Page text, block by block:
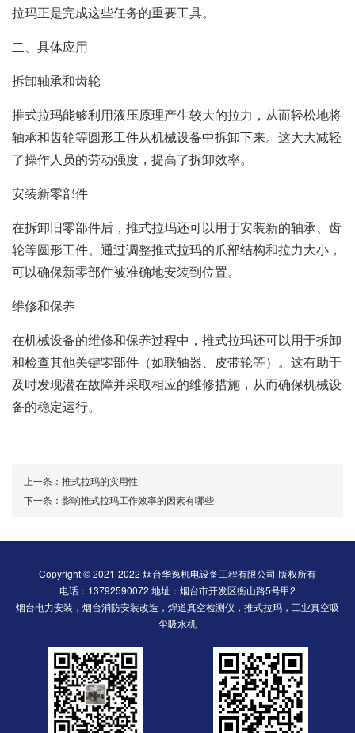
拉玛正是完成这些任务的重要工具。
二、具体应用
拆卸轴承和齿轮
推式拉玛能够利用液压原理产生较大的拉力，从而轻松地将
轴承和齿轮等圆形工件从机械设备中拆卸下来。这大大减轻
了操作人员的劳动强度，提高了拆卸效率。
安装新零部件
在拆卸旧零部件后，推式拉玛还可以用于安装新的轴承、齿
轮等圆形工件。通过调整推式拉玛的爪部结构和拉力大小，
可以确保新零部件被准确地安装到位置。
维修和保养
在机械设备的维修和保养过程中，推式拉玛还可以用于拆卸
和检查其他关键零部件（如联轴器、皮带轮等）。这有助于
及时发现潜在故障并采取相应的维修措施，从而确保机械设
备的稳定运行。
上一条： 推式拉玛的实用性
下一条： 影响推式拉玛工作效率的因素有哪些
Copyright © 2021-2022 烟台华逸机电设备工程有限公司 版权所有
电话：13792590072 地址：烟台市开发区衡山路5号甲2
烟台电力安装，烟台消防安装改造，焊道真空检测仪，推式拉玛，工业真空吸
尘吸水机